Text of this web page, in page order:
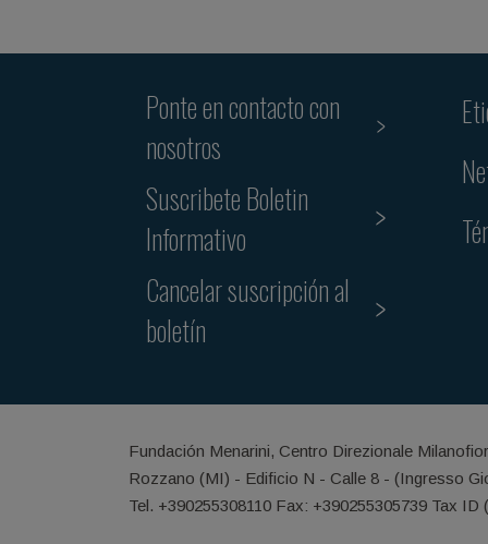
Ponte en contacto con
nosotros
Suscribete Boletin
Informativo
Cancelar suscripción al
boletín
Fundación Menarini, Centro Direzionale
Rozzano (MI) - Edificio N - Calle 8 - (Ingresso
Tel. +390255308110 Fax: +390255305739 Tax ID